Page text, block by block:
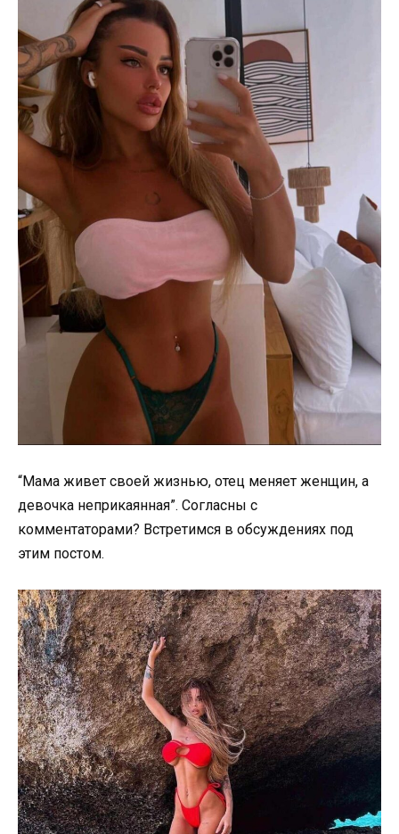
“Мама живет своей жизнью, отец меняет женщин, а
девочка неприкаянная”. Согласны с
комментаторами? Встретимся в обсуждениях под
этим постом.